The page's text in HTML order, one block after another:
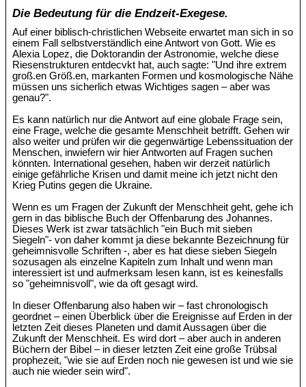
Die Bedeutung für die Endzeit-Exegese.
Auf einer biblisch-christlichen Webseite erwartet man sich in so
einem Fall selbstverständlich eine Antwort von Gott. Wie es
Alexia Lopez, die Doktorandin der Astronomie, welche diese
Riesenstrukturen entdecvkt hat, auch sagte: "Und ihre extrem
groß.en Größ.en, markanten Formen und kosmologische Nähe
müssen uns sicherlich etwas Wichtiges sagen – aber was
genau?".
Es kann natürlich nur die Antwort auf eine globale Frage sein,
eine Frage, welche die gesamte Menschheit betrifft. Gehen wir
also weiter und prüfen wir die gegenwärtige Lebenssituation der
Menschen, inwiefern wir hier Antworten auf Fragen suchen
könnten. International gesehen, haben wir derzeit natürlich
einige gefährliche Krisen und damit meine ich jetzt nicht den
Krieg Putins gegen die Ukraine.
Wenn es um Fragen der Zukunft der Menschheit geht, gehe ich
gern in das biblische Buch der Offenbarung des Johannes.
Dieses Werk ist zwar tatsächlich "ein Buch mit sieben
Siegeln"- von daher kommt ja diese bekannte Bezeichnung für
geheimnisvolle Schriften -, aber es hat diese sieben Siegeln
sozusagen als einzelne Kapiteln zum Inhalt und wenn man
interessiert ist und aufmerksam lesen kann, ist es keinesfalls
so "geheimnisvoll", wie da oft gesagt wird.
In dieser Offenbarung also haben wir – fast chronologisch
geordnet – einen Überblick über die Ereignisse auf Erden in der
letzten Zeit dieses Planeten und damit Aussagen über die
Zukunft der Menschheit. Es wird dort – aber auch in anderen
Büchern der Bibel – in dieser letzten Zeit eine große Trübsal
prophezeit, "wie sie auf Erden noch nie gewesen ist und wie sie
auch nie wieder sein wird".